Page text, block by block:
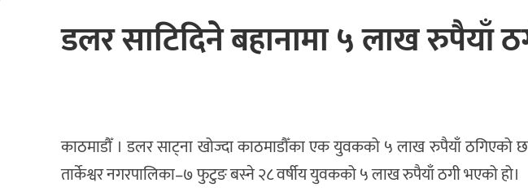
डलर साटिदिने बहानामा ५ लाख रुपैयाँ
काठमाडौँ । डलर साट्ना खोज्दा काठमाडौँका एक युवकको ५ लाख रुपैयाँ ठगिएको
तार्केश्वर नगरपालिका–७ फुटुङ बस्ने २८ वर्षीय युवकको ५ लाख रुपैयाँ ठगी भएको हो।